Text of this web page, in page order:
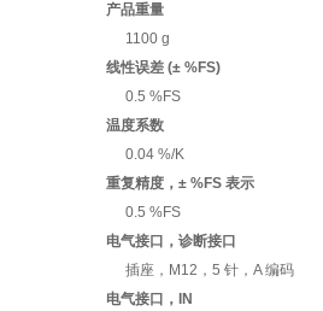
产品重量
1100 g
线性误差 (± %FS)
0.5 %FS
温度系数
0.04 %/K
重复精度，± %FS 表示
0.5 %FS
电气接口，诊断接口
插座，M12，5 针，A 编码
电气接口，IN